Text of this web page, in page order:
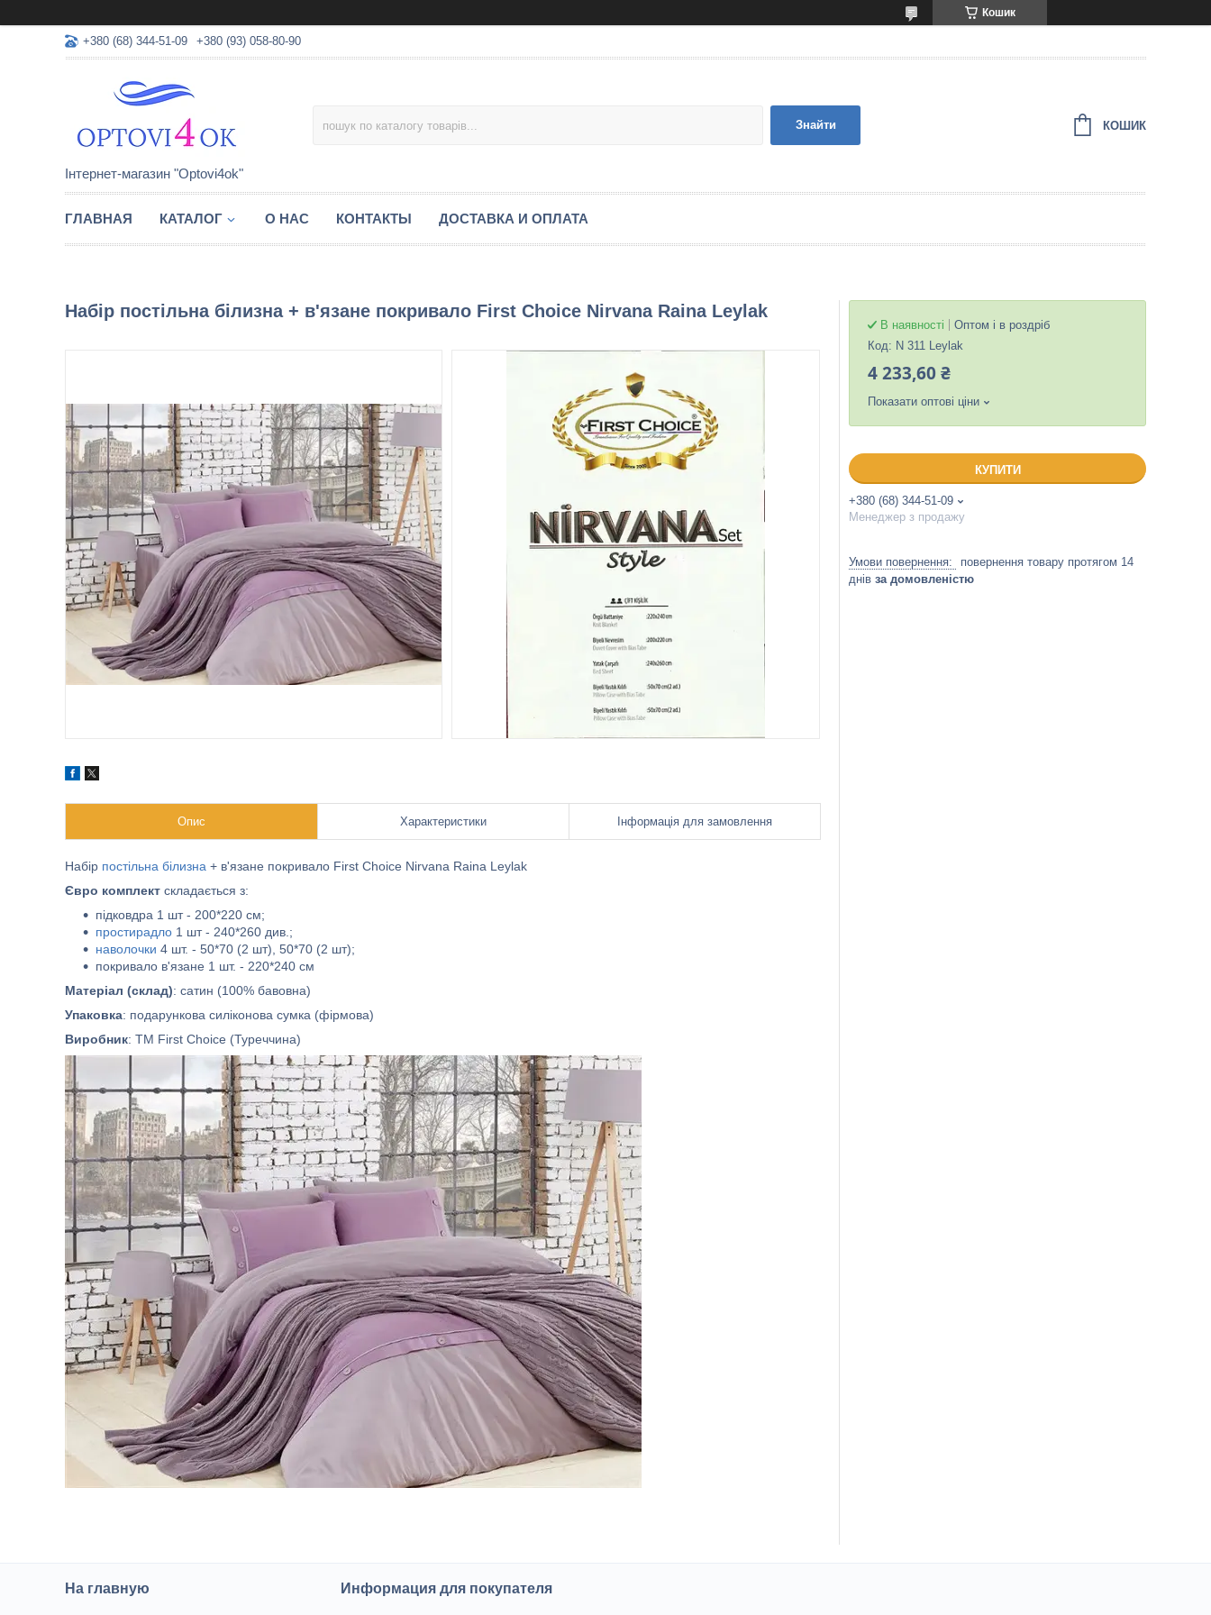
Кошик
+380 (68) 344-51-09 +380 (93) 058-80-90
Інтернет-магазин "Optovi4ok"
Знайти КОШИК
ГЛАВНАЯ КАТАЛОГ О НАС КОНТАКТЫ ДОСТАВКА И ОПЛАТА
Набір постільна білизна + в'язане покривало First Choice Nirvana Raina Leylak
Опис Характеристики Інформація для замовлення
Набір постільна білизна + в'язане покривало First Choice Nirvana Raina Leylak
Євро комплект складається з:
підковдра 1 шт - 200*220 см;
простирадло 1 шт - 240*260 див.;
наволочки 4 шт. - 50*70 (2 шт), 50*70 (2 шт);
покривало в'язане 1 шт. - 220*240 см
Матеріал (склад): сатин (100% бавовна)
Упаковка: подарункова силіконова сумка (фірмова)
Виробник: ТМ First Choice (Туреччина)
В наявності
Оптом і в роздріб
Код: N 311 Leylak
4 233,60 ₴
Показати оптові ціни
КУПИТИ
+380 (68) 344-51-09
Менеджер з продажу
повернення товару протягом 14
днів за домовленістю
На главную Информация для покупателя